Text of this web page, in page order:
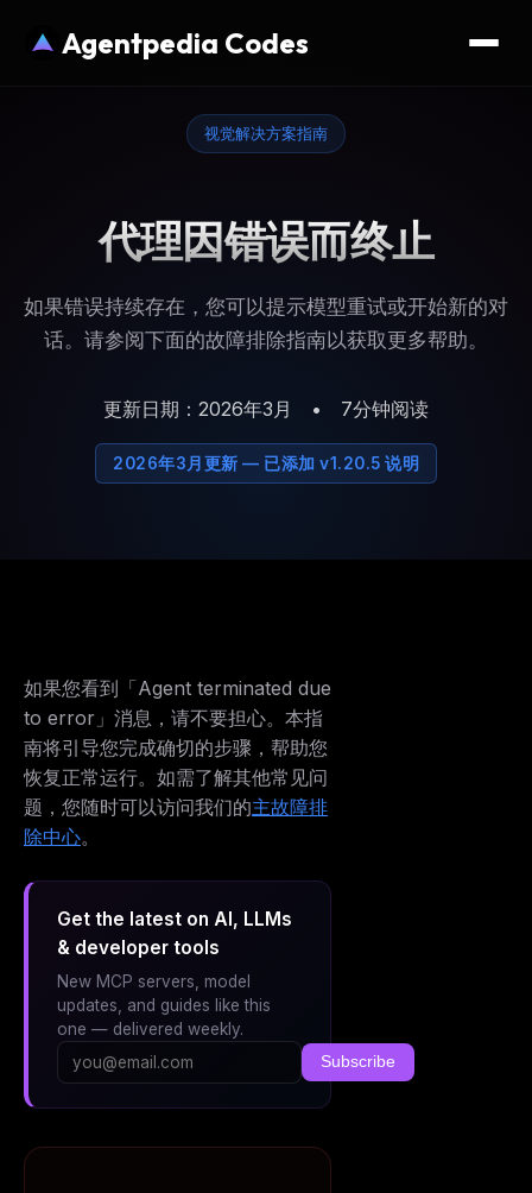
Agentpedia Codes
视觉解决方案指南
代理因错误而终止
如果错误持续存在，您可以提示模型重试或开始新的对
话。请参阅下面的故障排除指南以获取更多帮助。
更新日期：2026年3月 • 7分钟阅读
2026年3月更新 — 已添加 v1.20.5 说明
如果您看到「Agent terminated due
to error」消息，请不要担心。本指
南将引导您完成确切的步骤，帮助您
恢复正常运行。如需了解其他常见问
题，您随时可以访问我们的主故障排
除中心。
Get the latest on AI, LLMs
& developer tools
New MCP servers, model
updates, and guides like this
one — delivered weekly.
Subscribe